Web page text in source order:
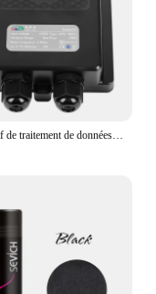
Dispositif de traitement de données solaires, arrêt local ou à distance, dispositif d'agrégation de données longues et moniteur long, optimiseur d'énergie solaire